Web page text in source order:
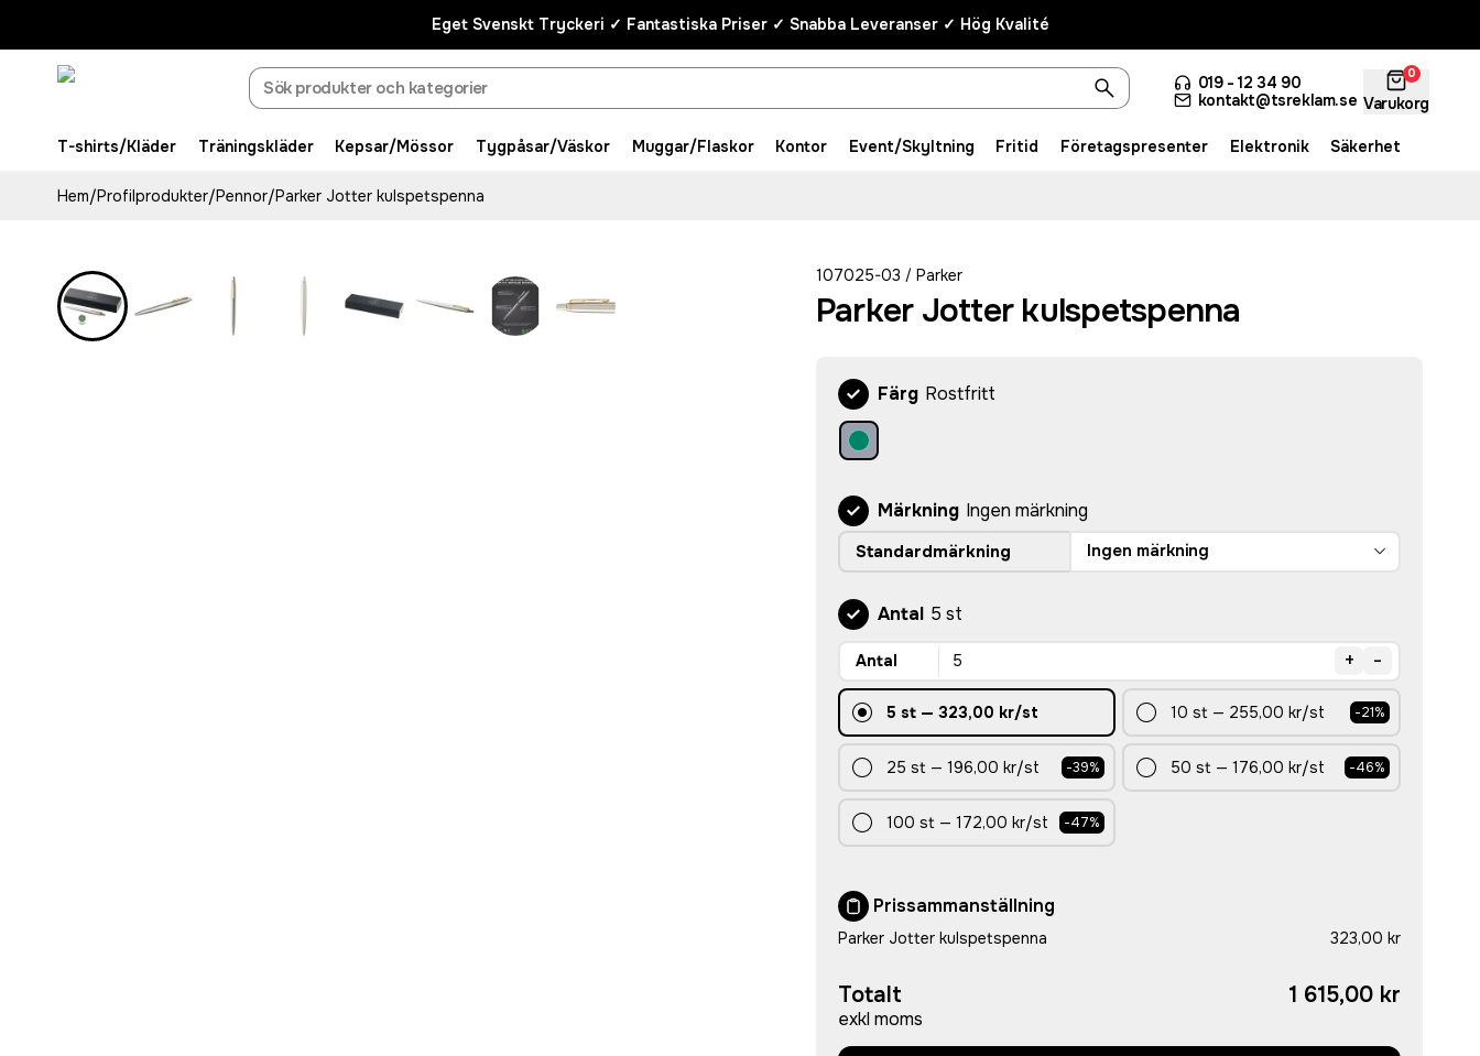
Eget Svenskt Tryckeri ✓ Fantastiska Priser ✓ Snabba Leveranser ✓ Hög Kvalité
019 - 12 34 90
kontakt@tsreklam.se
0
Varukorg
T-shirts/Kläder Träningskläder Kepsar/Mössor Tygpåsar/Väskor Muggar/Flaskor Kontor Event/Skyltning Fritid Företagspresenter Elektronik Säkerhet
Hem/Profilprodukter/Pennor/Parker Jotter kulspetspenna
107025-03 / Parker
Parker Jotter kulspetspenna
Färg Rostfritt
Märkning Ingen märkning
Standardmärkning Ingen märkning
Antal 5 st
Antal + -
5 st— 323,00 kr/st 10 st — 255,00 kr/st -21%
25 st — 196,00 kr/st -39% 50 st —176,00 kr/st -46%
100 st — 172,00 kr/st -47%
Prissammanställning
Parker Jotter kulspetspenna 323,00 kr
Totalt
exkl moms
1 615,00 kr